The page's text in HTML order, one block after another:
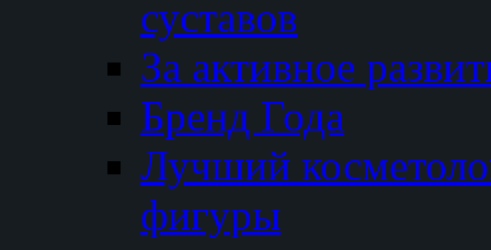
суставов
За активное
Бренд Года
Лучший
фигуры